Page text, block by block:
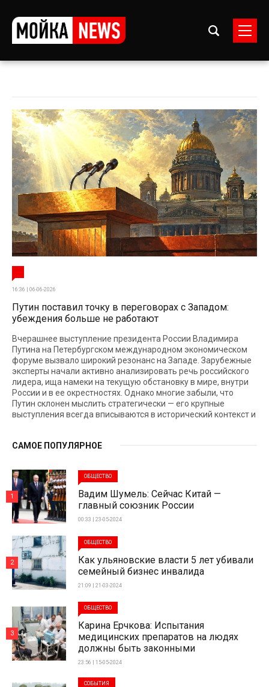
16:36 | 06-06-2026
Путин поставил точку в переговорах с Западом:
убеждения больше не работают
Вчерашнее выступление президента России Владимира
Путина на Петербургском международном экономическом
форуме вызвало широкий резонанс на Западе. Зарубежные
эксперты начали активно анализировать речь российского
лидера, ища намеки на текущую обстановку в мире, внутри
России и в ее окрестностях. Однако многие забыли, что
Путин склонен мыслить стратегически — его крупные
выступления всегда вписываются в исторический контекст и
САМОЕ ПОПУЛЯРНОЕ
ОБЩЕСТВО
Вадим Шумель: Сейчас Китай —
главный союзник России
00:33 | 23-05-2024
1
ОБЩЕСТВО
Как ульяновские власти 5 лет убивали
семейный бизнес инвалида
21:09 | 21-03-2024
2
ОБЩЕСТВО
Карина Ерчкова: Испытания
медицинских препаратов на людях
должны быть законными
23:56 | 15-05-2024
3
СОБЫТИЯ